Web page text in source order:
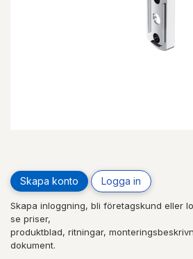
Skapa konto Logga in
Skapa inloggning, bli företagskund eller
se priser,
produktblad, ritningar,
dokument.